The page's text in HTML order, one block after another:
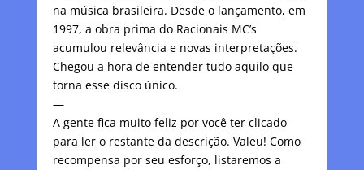
na música brasileira. Desde o lançamento, em
1997, a obra prima do Racionais MC’s
acumulou relevância e novas interpretações.
Chegou a hora de entender tudo aquilo que
torna esse disco único.
—
A gente fica muito feliz por você ter clicado
para ler o restante da descrição. Valeu! Como
recompensa por seu esforço, listaremos a